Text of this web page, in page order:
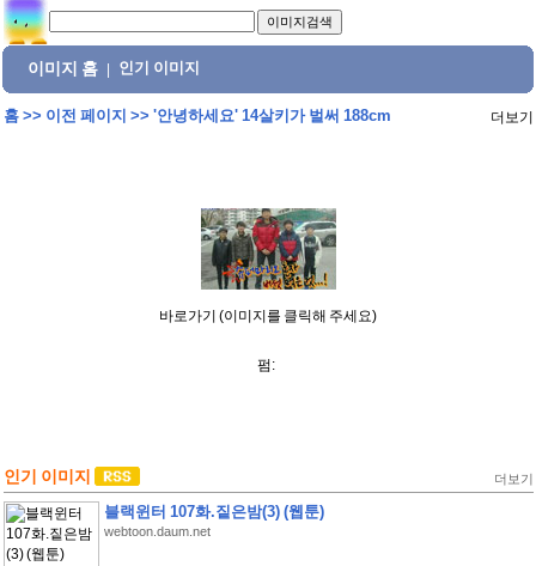
이미지 홈 인기 이미지
홈>> 이전 페이지 >> '안녕하세요' 14살키가 벌써 188cm 더보기
바로가기 (이미지를 클릭해 주세요)
펌:
인기 이미지 더보기
블랙윈터 107화.짙은밤(3) (웹툰)
webtoon.daum.net